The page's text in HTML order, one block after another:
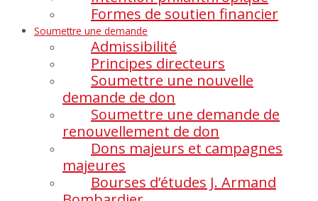
Formes de soutien financier
Soumettre une demande
Admissibilité
Principes directeurs
Soumettre une nouvelle
demande de don
Soumettre une demande de
renouvellement de don
Dons majeurs et campagnes
majeures
Bourses d’études J. Armand